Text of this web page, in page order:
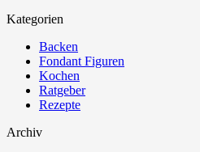
Kategorien
Backen
Fondant Figuren
Kochen
Ratgeber
Rezepte
Archiv